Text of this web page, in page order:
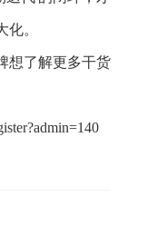
。
想了解更多干货